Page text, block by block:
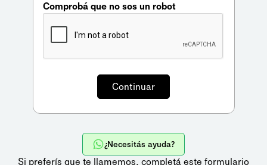
Comprobá que no sos un robot
¿Necesitás ayuda?
Si preferís que te llamemos, completá este formulario